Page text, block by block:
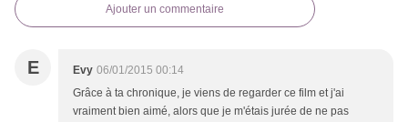
Ajouter un commentaire
E Evy 06/01/2015 00:14
Grâce à ta chronique, je viens de regarder ce film et j'ai
vraiment bien aimé, alors que je m'étais jurée de ne pas